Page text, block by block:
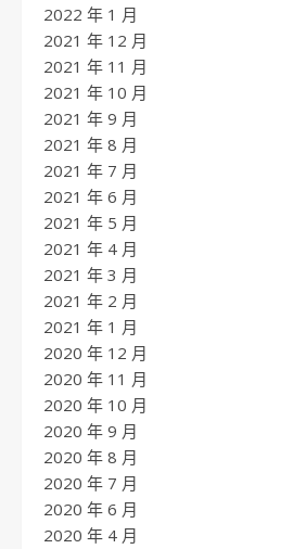
2022 年 1 月
2021 年 12 月
2021 年 11 月
2021 年 10 月
2021 年 9 月
2021 年 8 月
2021 年 7 月
2021 年 6 月
2021 年 5 月
2021 年 4 月
2021 年 3 月
2021 年 2 月
2021 年 1 月
2020 年 12 月
2020 年 11 月
2020 年 10 月
2020 年 9 月
2020 年 8 月
2020 年 7 月
2020 年 6 月
2020 年 4 月